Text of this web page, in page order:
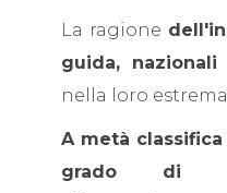
La ragione
guida, nazionali
nella loro
A metà
grado di